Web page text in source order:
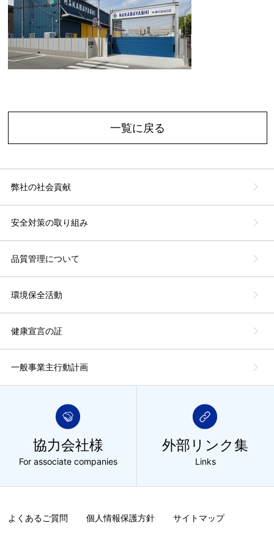
一覧に戻る
弊社の社会貢献
安全対策の取り組み
品質管理について
環境保全活動
健康宣言の証
一般事業主行動計画
協力会社様
For associate companies
外部リンク集
Links
よくあるご質問 個人情報保護方針 サイトマップ